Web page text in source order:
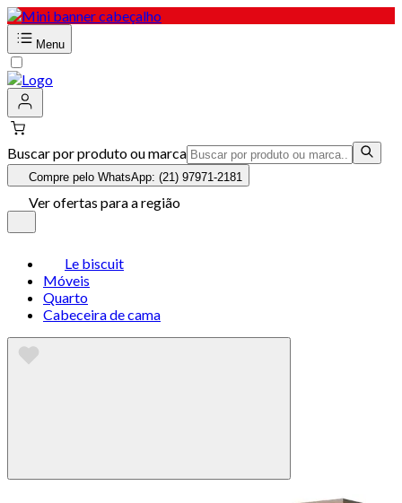
Menu
Buscar por produto ou marca
Compre pelo WhatsApp: (21) 97971-2181
Ver ofertas para a região
Le biscuit
Móveis
Quarto
Cabeceira de cama